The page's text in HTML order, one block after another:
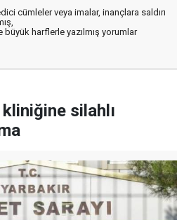
cümleler veya imalar, inançlara saldırı
büyük harflerle yazılmış yorumlar
silahlı